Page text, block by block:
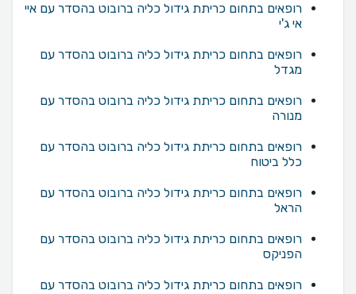
רופאים בתחום כריתת גידול כליה ברובוט בהסדר עם איי
אי ג'י
רופאים בתחום כריתת גידול כליה ברובוט בהסדר עם
מגדל
רופאים בתחום כריתת גידול כליה ברובוט בהסדר עם
מנורה
רופאים בתחום כריתת גידול כליה ברובוט בהסדר עם
כלל ביטוח
רופאים בתחום כריתת גידול כליה ברובוט בהסדר עם
הראל
רופאים בתחום כריתת גידול כליה ברובוט בהסדר עם
הפניקס
רופאים בתחום כריתת גידול כליה ברובוט בהסדר עם